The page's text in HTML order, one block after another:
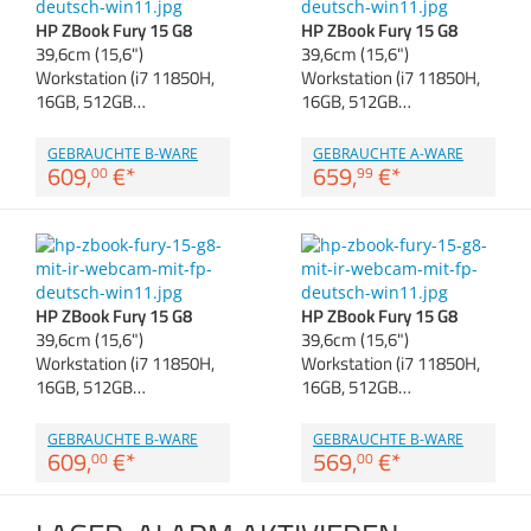
Zubehör
Anmelden | Registrieren
Merkzettel
HP ZBook Fury 15 G8
39,6cm (15,6")
Workstation (i7 11850H,
16GB, 512GB…
GEBRAUCHTE B-WARE
609,00 €*
HP ZBook Fury 15 G8
39,6cm (15,6")
Workstation (i7 11850H,
16GB, 512GB…
GEBRAUCHTE A-WARE
659,99 €*
HP ZBook Fury 15 G8
39,6cm (15,6")
Workstation (i7 11850H,
16GB, 512GB…
GEBRAUCHTE B-WARE
609,00 €*
HP ZBook Fury 15 G8
39,6cm (15,6")
Workstation (i7 11850H,
16GB, 512GB…
GEBRAUCHTE B-WARE
569,00 €*